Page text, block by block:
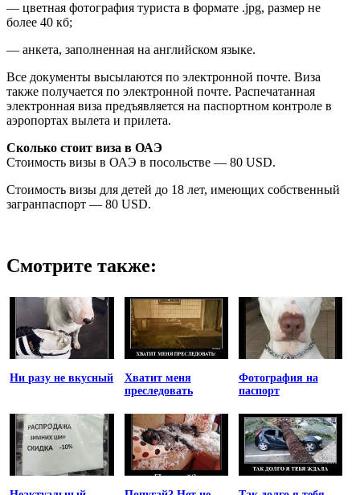
— цветная фотография туриста в формате .jpg, размер не
более 40 кб;
— анкета, заполненная на английском языке.
Все документы высылаются по электронной почте. Виза
также получается по электронной почте. Распечатанная
электронная виза предъявляется на паспортном контроле в
аэропортах вылета и прилета.
Сколько стоит виза в ОАЭ
Стоимость визы в ОАЭ в посольстве — 80 USD.
Стоимость визы для детей до 18 лет, имеющих собственный
загранпаспорт — 80 USD.
Смотрите также:
Ни разу не вкусный
Хватит меня
преследовать
Фотография на
паспорт